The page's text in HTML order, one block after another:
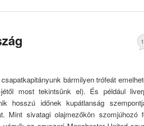
bármilyen trófeát
most tekintsünk el). És például
hosszú időnek kupátlanság
Mint sivatagi olajmezőkön szomjúhozó